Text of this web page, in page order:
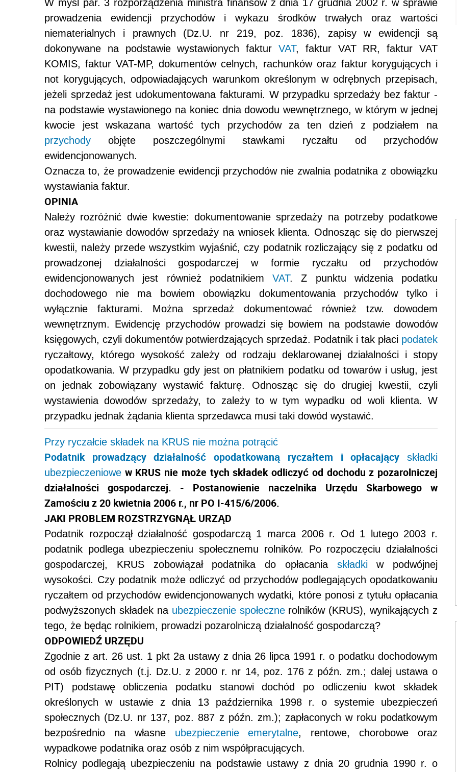
W myśl par. 3 rozporządzenia ministra finansów z dnia 17 grudnia 2002 r. w sprawie
prowadzenia ewidencji przychodów i wykazu środków trwałych oraz wartości
niematerialnych i prawnych (Dz.U. nr 219, poz. 1836), zapisy w ewidencji są
dokonywane na podstawie wystawionych faktur VAT, faktur VAT RR, faktur VAT
KOMIS, faktur VAT-MP, dokumentów celnych, rachunków oraz faktur korygujących i
not korygujących, odpowiadających warunkom określonym w odrębnych przepisach,
jeżeli sprzedaż jest udokumentowana fakturami. W przypadku sprzedaży bez faktur -
na podstawie wystawionego na koniec dnia dowodu wewnętrznego, w którym w jednej
kwocie jest wskazana wartość tych przychodów za ten dzień z podziałem na
przychody objęte poszczególnymi stawkami ryczałtu od przychodów
ewidencjonowanych.
Oznacza to, że prowadzenie ewidencji przychodów nie zwalnia podatnika z obowiązku
wystawiania faktur.
OPINIA
Należy rozróżnić dwie kwestie: dokumentowanie sprzedaży na potrzeby podatkowe
oraz wystawianie dowodów sprzedaży na wniosek klienta. Odnosząc się do pierwszej
kwestii, należy przede wszystkim wyjaśnić, czy podatnik rozliczający się z podatku od
prowadzonej działalności gospodarczej w formie ryczałtu od przychodów
ewidencjonowanych jest również podatnikiem VAT. Z punktu widzenia podatku
dochodowego nie ma bowiem obowiązku dokumentowania przychodów tylko i
wyłącznie fakturami. Można sprzedaż dokumentować również tzw. dowodem
wewnętrznym. Ewidencję przychodów prowadzi się bowiem na podstawie dowodów
księgowych, czyli dokumentów potwierdzających sprzedaż. Podatnik i tak płaci podatek
ryczałtowy, którego wysokość zależy od rodzaju deklarowanej działalności i stopy
opodatkowania. W przypadku gdy jest on płatnikiem podatku od towarów i usług, jest
on jednak zobowiązany wystawić fakturę. Odnosząc się do drugiej kwestii, czyli
wystawienia dowodów sprzedaży, to zależy to w tym wypadku od woli klienta. W
przypadku jednak żądania klienta sprzedawca musi taki dowód wystawić.
Przy ryczałcie składek na KRUS nie można potrącić
Podatnik prowadzący działalność opodatkowaną ryczałtem i opłacający
składki
ubezpieczeniowe w KRUS nie może tych składek odliczyć od dochodu z pozarolniczej
działalności gospodarczej. - Postanowienie naczelnika Urzędu Skarbowego w
Zamościu z 20 kwietnia 2006 r., nr PO I-415/6/2006.
JAKI PROBLEM ROZSTRZYGNĄŁ URZĄD
Podatnik rozpoczął działalność gospodarczą 1 marca 2006 r. Od 1 lutego 2003 r.
podatnik podlega ubezpieczeniu społecznemu rolników. Po rozpoczęciu działalności
gospodarczej, KRUS zobowiązał podatnika do opłacania składkiw podwójnej
wysokości. Czy podatnik może odliczyć od przychodów podlegających opodatkowaniu
ryczałtem od przychodów ewidencjonowanych wydatki, które ponosi z tytułu opłacania
podwyższonych składek na ubezpieczenie społecznerolników (KRUS), wynikających z
tego, że będąc rolnikiem, prowadzi pozarolniczą działalność gospodarczą?
ODPOWIEDŹ URZĘDU
Zgodnie z art. 26 ust. 1 pkt 2a ustawy z dnia 26 lipca 1991 r. o podatku dochodowym
od osób fizycznych (t.j. Dz.U. z 2000 r. nr 14, poz. 176 z późn. zm.; dalej ustawa o
PIT) podstawę obliczenia podatku stanowi dochód po odliczeniu kwot składek
określonych w ustawie z dnia 13 października 1998 r. o systemie ubezpieczeń
społecznych (Dz.U. nr 137, poz. 887 z późn. zm.); zapłaconych w roku podatkowym
bezpośrednio na własne ubezpieczenie emerytalne, rentowe, chorobowe oraz
wypadkowe podatnika oraz osób z nim współpracujących.
Rolnicy podlegają ubezpieczeniu na podstawie ustawy z dnia 20 grudnia 1990 r. o